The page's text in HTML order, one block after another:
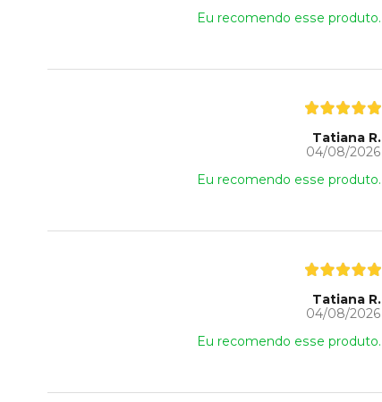
Eu recomendo esse produto.
Tatiana R.
04/08/2026
Eu recomendo esse produto.
Tatiana R.
04/08/2026
Eu recomendo esse produto.